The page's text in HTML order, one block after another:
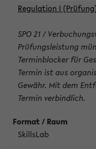
Regulation I
SPO 21 /
Prüfungsleistung
Terminblocker für
Termin ist aus
Gewähr. Mit dem
Termin verbindlich.
SkillsLab